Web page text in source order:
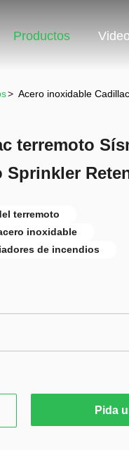
Productos
> Acero inoxidable
terremoto
terremoto
inoxidable
de incendios
Pida